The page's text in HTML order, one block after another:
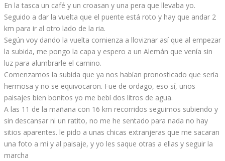
En la tasca un café y un croasan y una pera que llevaba yo.
Seguido a dar la vuelta que el puente está roto y hay que andar 2
km para ir al otro lado de la ria.
Según voy dando la vuelta comienza a lloviznar así que al empezar
la subida, me pongo la capa y espero a un Alemán que venía sin
luz para alumbrarle el camino.
Comenzamos la subida que ya nos habían pronosticado que sería
hermosa y no se equivocaron. Fue de ordago, eso sí, unos
paisajes bien bonitos yo me bebí dos litros de agua.
A las 11 de la mañana con 16 km recorridos seguimos subiendo y
sin descansar ni un ratito, no me he sentado para nada no hay
sitios aparentes. le pido a unas chicas extranjeras que me sacaran
una foto a mi y al paisaje, y yo les saque otras a ellas y seguir la
marcha